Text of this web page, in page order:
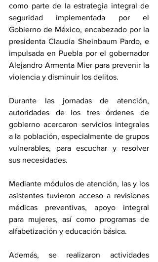
como parte de la estrategia integral de
seguridad implementada por el
Gobierno de México, encabezado por la
presidenta Claudia Sheinbaum Pardo, e
impulsada en Puebla por el gobernador
Alejandro Armenta Mier para prevenir la
violencia y disminuir los delitos.
Durante las jornadas de atención,
autoridades de los tres órdenes de
gobierno acercaron servicios integrales
a la población, especialmente de grupos
vulnerables, para escuchar y resolver
sus necesidades.
Mediante módulos de atención, las y los
asistentes tuvieron acceso a revisiones
médicas preventivas, apoyo integral
para mujeres, así como programas de
alfabetización y educación básica.
Además, se realizaron actividades